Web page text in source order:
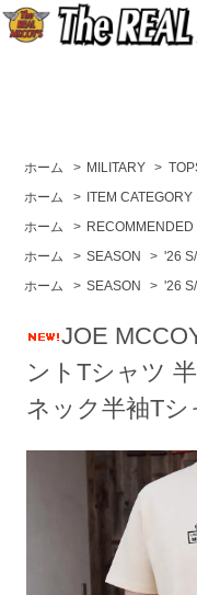
ホーム > MILITARY >
ホーム
> ITEM CATEGORY
ホーム
> RECOMMENDED
ホーム
> SEASON > '26
ホーム
> SEASON > '26
JOE
ントTシャツ
ネック半袖T